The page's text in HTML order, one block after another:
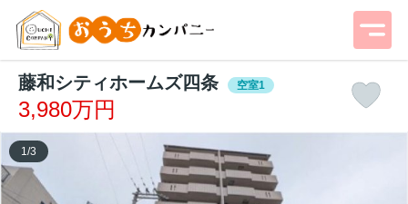
藤和シティホームズ四条 空室1
3,980万円
1 /3